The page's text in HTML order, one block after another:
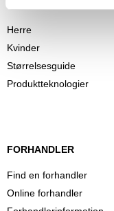
Herre
Kvinder
Størrelsesguide
Produktteknologier
FORHANDLER
Find en forhandler
Online forhandler